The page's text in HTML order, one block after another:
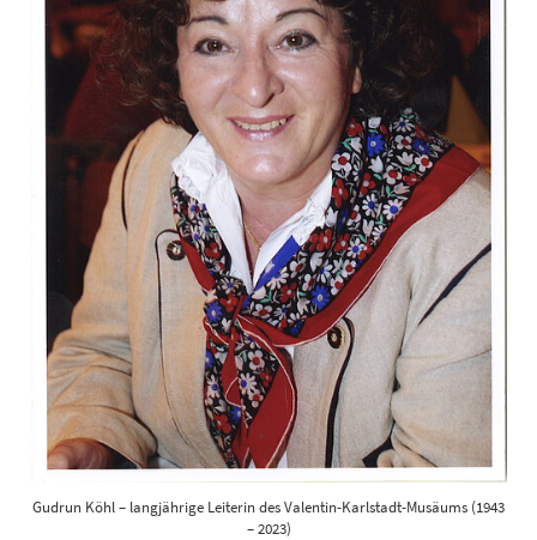
Gudrun Köhl – langjährige Leiterin des Valentin-Karlstadt-Musäums (1943
– 2023)